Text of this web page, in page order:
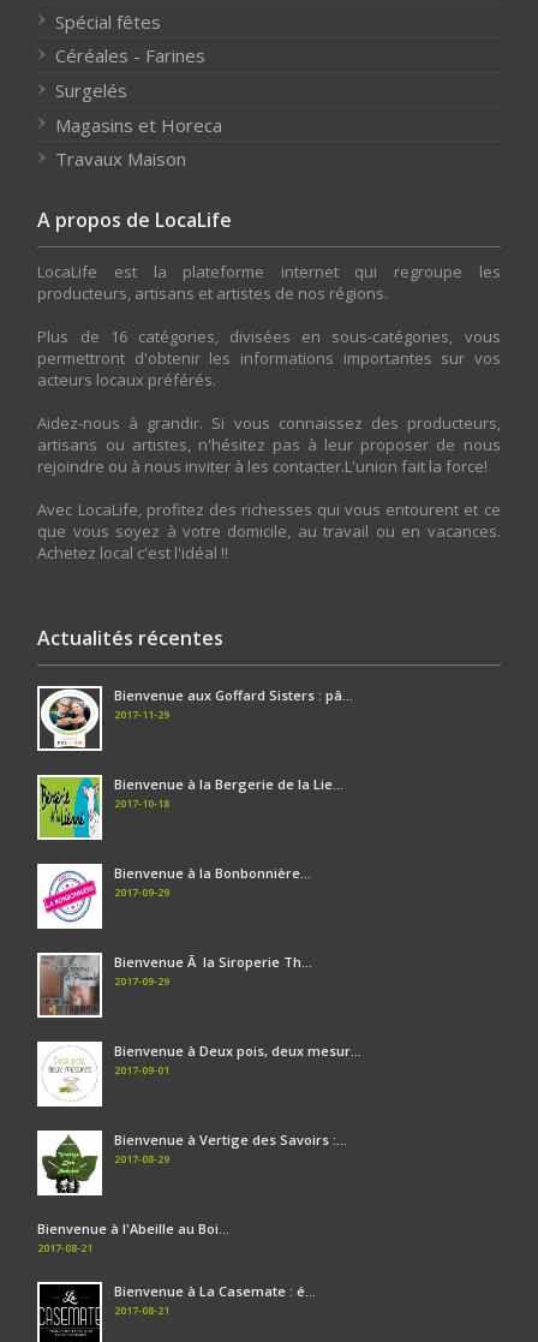
Spécial fêtes
Céréales - Farines
Surgelés
Magasins et Horeca
Travaux Maison
A propos de LocaLife
LocaLife est la plateforme internet qui regroupe les
producteurs, artisans et artistes de nos régions.
Plus de 16 catégories, divisées en sous-catégories, vous
permettront d'obtenir les informations importantes sur vos
acteurs locaux préférés.
Aidez-nous à grandir. Si vous connaissez des producteurs,
artisans ou artistes, n'hésitez pas à leur proposer de nous
rejoindre ou à nous inviter à les contacter.L'union fait la force!
Avec LocaLife, profitez des richesses qui vous entourent et ce
que vous soyez à votre domicile, au travail ou en vacances.
Achetez local c'est l'idéal !!
Actualités récentes
Bienvenue aux Goffard Sisters : pâ...
2017-11-29
Bienvenue à la Bergerie de la Lie...
2017-10-18
Bienvenue à la Bonbonnière...
2017-09-29
Bienvenue Ã la Siroperie Th...
2017-09-29
Bienvenue à Deux pois, deux mesur...
2017-09-01
Bienvenue à Vertige des Savoirs :...
2017-08-29
Bienvenue à l'Abeille au Boi...
2017-08-21
Bienvenue à La Casemate : é...
2017-08-21